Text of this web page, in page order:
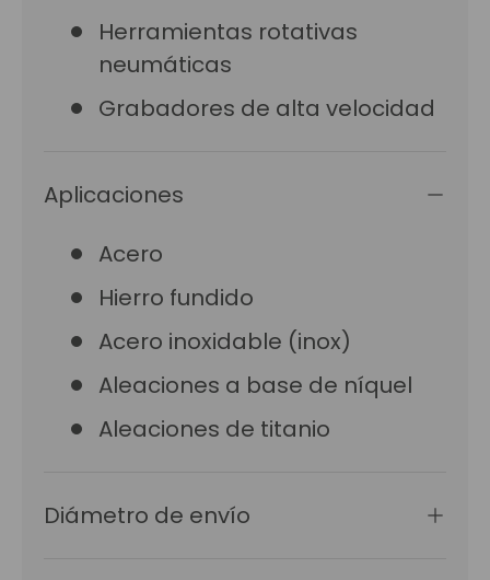
Herramientas rotativas
neumáticas
Grabadores de alta velocidad
Aplicaciones
Acero
Hierro fundido
Acero inoxidable (inox)
Aleaciones a base de níquel
Aleaciones de titanio
Diámetro de envío